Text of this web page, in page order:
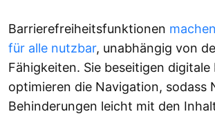
Barrierefreiheitsfunktionen
für alle nutzbar, unabhängig von
Fähigkeiten. Sie beseitigen digitale
optimieren die Navigation, sodass
Behinderungen leicht mit den